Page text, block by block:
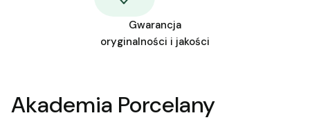
Gwarancja
oryginalności i jakości
Akademia Porcelany